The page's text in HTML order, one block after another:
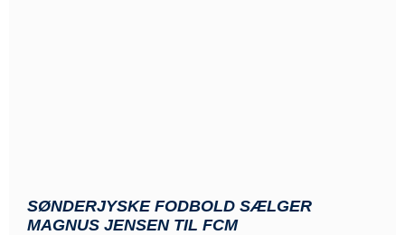
SØNDERJYSKE FODBOLD SÆLGER
MAGNUS JENSEN TIL FCM